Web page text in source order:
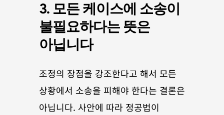
3. 모든 케이스에 소송이
불필요하다는 뜻은
아닙니다
조정의 장점을 강조한다고 해서 모든
상황에서 소송을 피해야 한다는 결론은
아닙니다. 사안에 따라 정공법이